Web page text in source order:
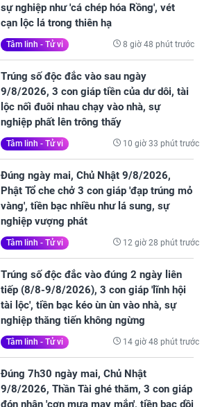
sự nghiệp như 'cá chép hóa Rồng', vét
cạn lộc lá trong thiên hạ
Tâm linh - Tử vi 8 giờ 48 phút trước
Trúng số độc đắc vào sau ngày
9/8/2026, 3 con giáp tiền của dư dôi, tài
lộc nối đuôi nhau chạy vào nhà, sự
nghiệp phất lên trông thấy
Tâm linh - Tử vi 10 giờ 33 phút trước
Đúng ngày mai, Chủ Nhật 9/8/2026,
Phật Tổ che chở 3 con giáp 'đạp trúng mỏ
vàng', tiền bạc nhiều như lá sung, sự
nghiệp vượng phát
Tâm linh - Tử vi 12 giờ 28 phút trước
Trúng số độc đắc vào đúng 2 ngày liên
tiếp (8/8-9/8/2026), 3 con giáp 'lĩnh hội
tài lộc', tiền bạc kéo ùn ùn vào nhà, sự
nghiệp thăng tiến không ngừng
Tâm linh - Tử vi 14 giờ 48 phút trước
Đúng 7h30 ngày mai, Chủ Nhật
9/8/2026, Thần Tài ghé thăm, 3 con giáp
đón nhận 'cơn mưa may mắn', tiền bạc dồi